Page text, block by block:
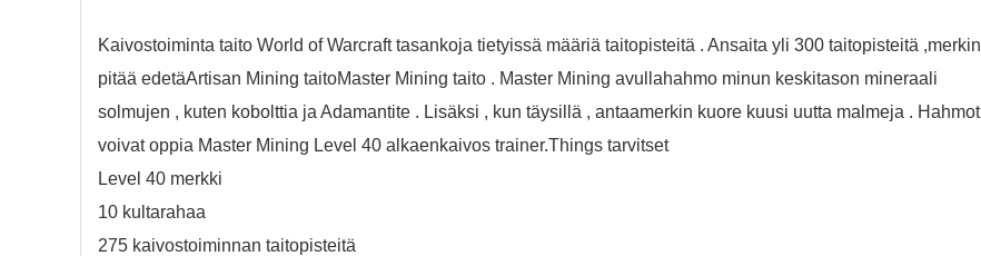
Kaivostoiminta taito World of Warcraft tasankoja tietyissä määriä taitopisteitä . Ansaita yli 300 taitopisteitä ,merkin
pitää edetäArtisan Mining taitoMaster Mining taito . Master Mining avullahahmo minun keskitason mineraali
solmujen , kuten kobolttia ja Adamantite . Lisäksi , kun täysillä , antaamerkin kuore kuusi uutta malmeja . Hahmot
voivat oppia Master Mining Level 40 alkaenkaivos trainer.Things tarvitset
Level 40 merkki
10 kultarahaa
275 kaivostoiminnan taitopisteitä